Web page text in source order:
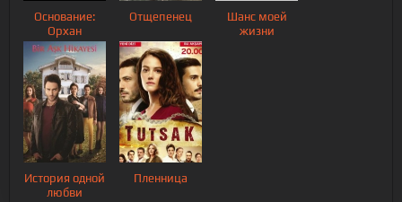
Основание:
Орхан
Отщепенец
Шанс моей
жизни
История одной
любви
Пленница